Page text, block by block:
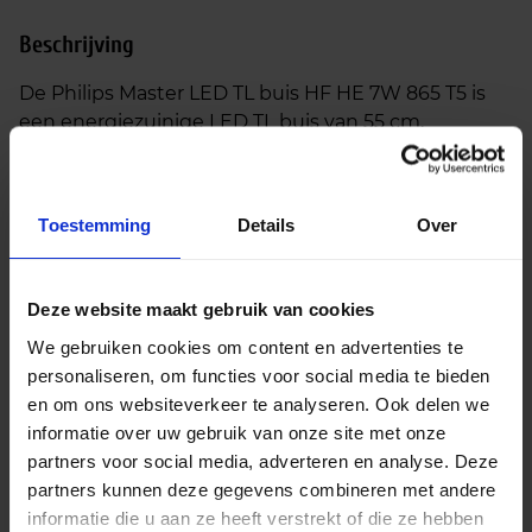
Toestemming Details Over
Deze website maakt gebruik van cookies
We gebruiken cookies om content en advertenties te
personaliseren, om functies voor social media te bieden
en om ons websiteverkeer te analyseren. Ook delen we
informatie over uw gebruik van onze site met onze
partners voor social media, adverteren en analyse. Deze
partners kunnen deze gegevens combineren met andere
informatie die u aan ze heeft verstrekt of die ze hebben
Beschrijving
De Philips Master LED TL buis HF HE 7W 865 T5 is
een energiezuinige LED TL buis van 55 cm,
ontworpen als directe vervanger voor een
conventionele 14W T5 HE fluorescentielamp. Met
aanzienlijke energiebesparing, zonder concessies te
doen aan lichtopbrengst of betrouwbaarheid.
hoogfrequent voorschakelapparaat (HF), waardoor
installatie eenvoudig en snel is.
De buis straalt daglichtkleurig licht uit met een
kleurtemperatuur van 6500K. Deze zeer heldere,
koele lichtkleur is ideaal voor technische
omgevingen waar maximale zichtbaarheid en
concentratie belangrijk zijn, zoals werkplaatsen,